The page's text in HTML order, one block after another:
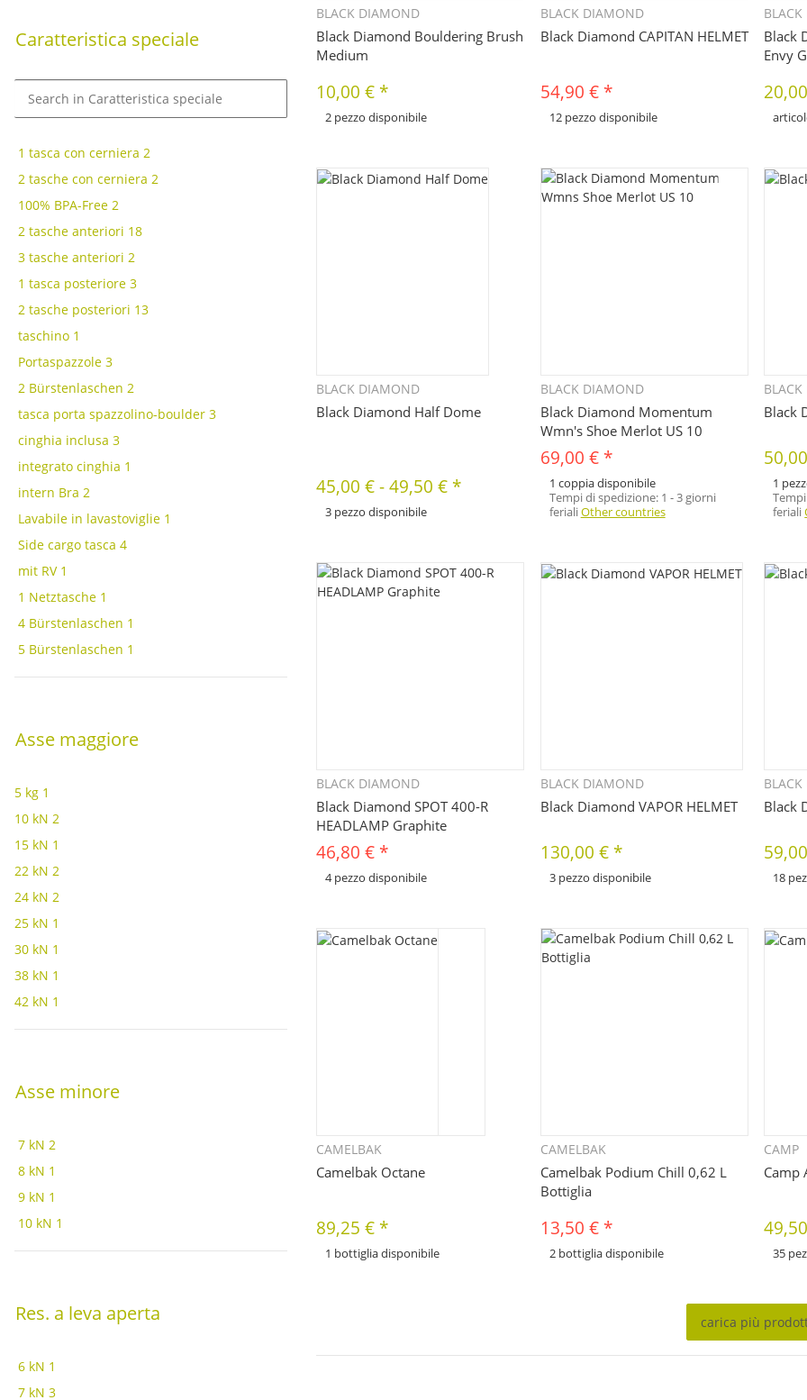
Quickbuy
BLACK DIAMOND
Black Diamond Bouldering Brush
Medium
10,00 € *
2 pezzo disponibile
Quickbuy
BLACK DIAMOND
Black Diamond CAPITAN HELMET
54,90 € *
12 pezzo disponibile
Black
Envy
Quickbuy
BLACK DIAMOND
Black Diamond Half Dome
45,00 €-49,50 € *
3 pezzo disponibile
Quickbuy
BLACK DIAMOND
Black Diamond Momentum
Wmn's Shoe Merlot US 10
69,00 € *
1 coppia disponibile
Tempi di spedizione: 1 - 3 giorni
ferialiOther countries
Black
1
feriali
Quickbuy
BLACK DIAMOND
Black Diamond SPOT 400-R
HEADLAMP Graphite
46,80 € *
4 pezzo disponibile
Quickbuy
BLACK DIAMOND
Black Diamond VAPOR HELMET
130,00 € *
3 pezzo disponibile
Black
18
CAMELBAK
Camelbak Octane
89,25 € *
1 bottiglia disponibile
CAMELBAK
Camelbak Podium Chill 0,62 L
Bottiglia
13,50 € *
2 bottiglia disponibile
CAMP
Camp
35
carica più
Caratteristica speciale
1 tasca con cerniera 2
2 tasche con cerniera 2
100% BPA-Free 2
2 tasche anteriori 18
3 tasche anteriori 2
1 tasca posteriore 3
2 tasche posteriori 13
taschino 1
Portaspazzole 3
2 Bürstenlaschen 2
tasca porta spazzolino-boulder 3
cinghia inclusa 3
integrato cinghia 1
intern Bra 2
Lavabile in lavastoviglie 1
Side cargo tasca 4
mit RV 1
1 Netztasche 1
4 Bürstenlaschen 1
5 Bürstenlaschen 1
Asse maggiore
5 kg 1
10 kN 2
15 kN 1
22 kN 2
24 kN 2
25 kN 1
30 kN 1
38 kN 1
42 kN 1
Asse minore
7 kN 2
8 kN 1
9 kN 1
10 kN 1
Res. a leva aperta
6 kN 1
7 kN 3